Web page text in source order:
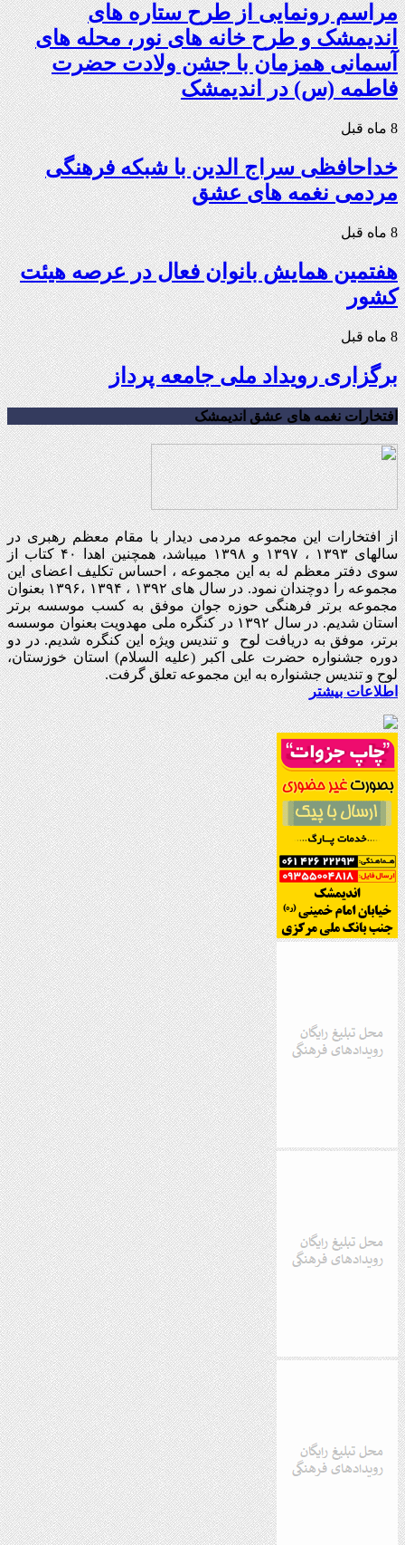
مراسم رونمایی از طرح ستاره های
اندیمشک و طرح خانه های نور، محله های
آسمانی همزمان با جشن ولادت حضرت
فاطمه (س) در اندیمشک
8 ماه قبل
خداحافظی سراج الدین با شبکه فرهنگی
مردمی نغمه های عشق
8 ماه قبل
هفتمین همایش بانوان فعال در عرصه‌ هیئت
کشور
8 ماه قبل
برگزاری رویداد ملی جامعه پرداز
افتخارات نغمه های عشق اندیمشک
از افتخارات این مجموعه مردمی دیدار با مقام معظم رهبری در
سالهای ۱۳۹۳ ، ۱۳۹۷ و ۱۳۹۸ میباشد، همچنین اهدا ۴۰ کتاب از
سوی دفتر معظم له به این مجموعه ، احساس تکلیف اعضای این
مجموعه را دوچندان نمود. در سال های ۱۳۹۲ ، ۱۳۹۴ ،۱۳۹۶ بعنوان
مجموعه برتر فرهنگی حوزه جوان موفق به کسب موسسه برتر
استان شدیم. در سال ۱۳۹۲ در کنگره ملی مهدویت بعنوان موسسه
برتر، موفق به دریافت لوح و تندیس ویژه این کنگره شدیم. در دو
دوره جشنواره حضرت علی اکبر (علیه السلام) استان خوزستان،
لوح و تندیس جشنواره به این مجموعه تعلق گرفت.
اطلاعات بیشتر